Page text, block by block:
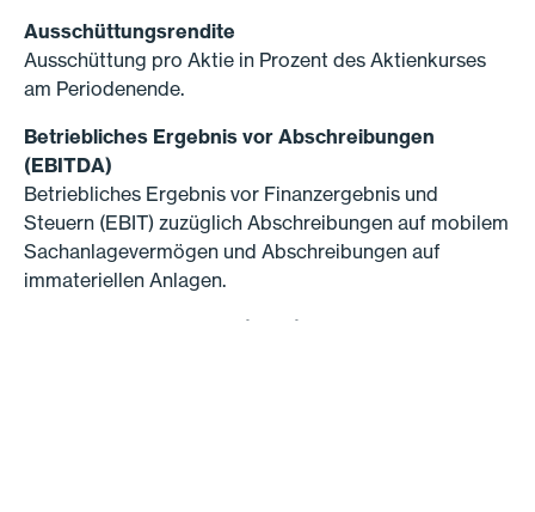
Ausschüttungsrendite
Ausschüttung pro Aktie in Prozent des Aktienkurses
am Periodenende.
Betriebliches Ergebnis vor Abschreibungen
(EBITDA)
Betriebliches Ergebnis vor Finanzergebnis und
Steuern (EBIT) zuzüglich Abschreibungen auf mobilem
Sachanlagevermögen und Abschreibungen auf
immateriellen Anlagen.
Betriebliches Ergebnis (EBIT) ohne